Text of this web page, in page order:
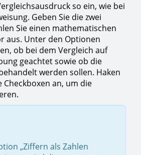
so ein, wie bei
Geben Sie die zwei
Sie einen mathematischen
aus. Unter den Optionen
ob bei dem Vergleich auf
geachtet sowie ob die
werden sollen. Haken
Checkboxen an, um die
„Ziffern als Zahlen